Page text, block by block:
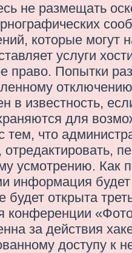
не размещать
которые могут
услуги
право. Попытки
в известность,
для
тем, что
отредактировать,
усмотрению. Как
информация
будет открыта
конференции
за действия
доступу к